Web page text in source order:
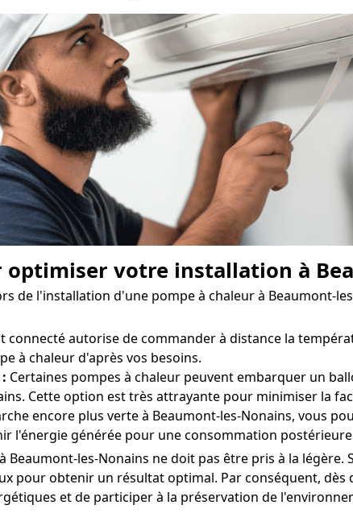
optimiser votre installation à
de l'installation d'une pompe à chaleur à Beaumont-
connecté autorise de commander à distance la
à chaleur d'après vos besoins.
Certaines pompes à chaleur peuvent embarquer un
Cette option est très attrayante pour minimiser la
encore plus verte à Beaumont-les-Nonains, vous
l'énergie générée pour une consommation
Beaumont-les-Nonains ne doit pas être pris à la
pour obtenir un résultat optimal. Par conséquent, dès
et de participer à la préservation de